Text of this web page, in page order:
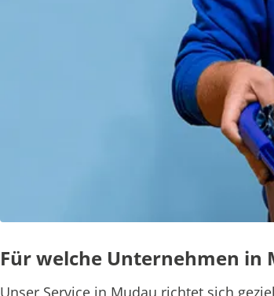
Für welche Unternehmen in
Unser Service in Mudau richtet sich